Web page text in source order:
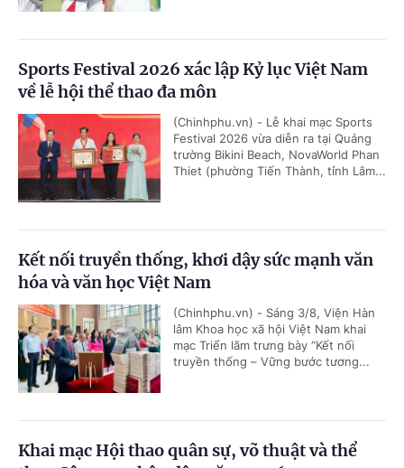
Sports Festival 2026 xác lập Kỷ lục Việt Nam
về lễ hội thể thao đa môn
(Chinhphu.vn) - Lễ khai mạc Sports
Festival 2026 vừa diễn ra tại Quảng
trường Bikini Beach, NovaWorld Phan
Thiet (phường Tiến Thành, tỉnh Lâm...
Kết nối truyền thống, khơi dậy sức mạnh văn
hóa và văn học Việt Nam
(Chinhphu.vn) - Sáng 3/8, Viện Hàn
lâm Khoa học xã hội Việt Nam khai
mạc Triển lãm trưng bày “Kết nối
truyền thống – Vững bước tương...
Khai mạc Hội thao quân sự, võ thuật và thể